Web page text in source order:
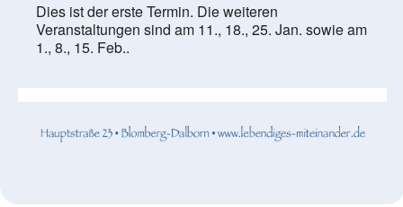
Dies ist der erste Termin. Die weiteren
Veranstaltungen sind am 11., 18., 25. Jan. sowie am
1., 8., 15. Feb..